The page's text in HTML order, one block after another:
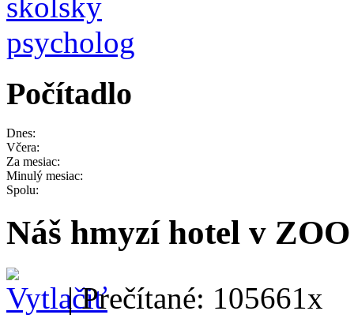
Počítadlo
Dnes:
Včera:
Za mesiac:
Minulý mesiac:
Spolu:
Náš hmyzí hotel v
| Prečítané: 105661x